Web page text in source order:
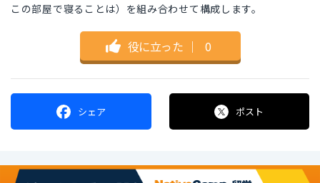
この部屋で寝ることは）を組み合わせて構成します。
役に立った ｜ 0
シェア ポスト